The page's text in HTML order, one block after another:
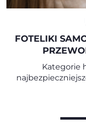
FOTELIKI
Kategorie